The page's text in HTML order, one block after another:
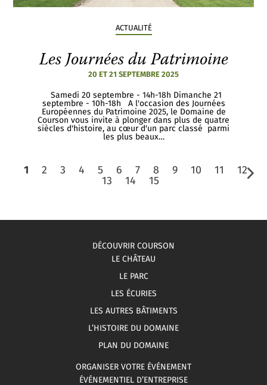
ACTUALITÉ
Les Journées du Patrimoine
20 ET 21 SEPTEMBRE 2025
Samedi 20 septembre - 14h-18h Dimanche 21
septembre - 10h-18h A l'occasion des Journées
Européennes du Patrimoine 2025, le Domaine de
Courson vous invite à plonger dans plus de quatre
siècles d'histoire, au cœur d'un parc classé parmi
les plus beaux…
1 2 3 4 5 6 7 8 9 10 11
12
13
14 15
DÉCOUVRIR COURSON
LE CHÂTEAU
LE PARC
LES ÉCURIES
LES AUTRES BÂTIMENTS
L’HISTOIRE DU DOMAINE
PLAN DU DOMAINE
ORGANISER VOTRE ÉVÉNEMENT
ÉVÉNEMENTIEL D’ENTREPRISE